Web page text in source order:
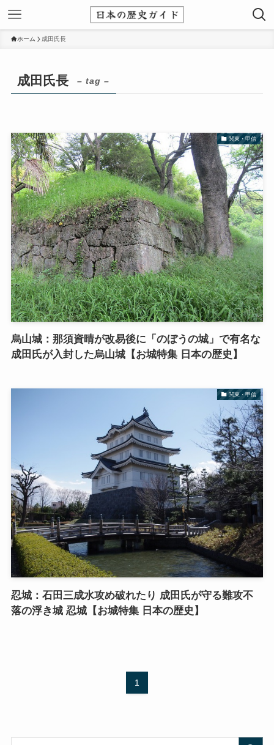
ホーム 成田氏長
成田氏長 – tag –
関東・甲信
烏山城：那須資晴が改易後に「のぼうの城」で有名な
成田氏が入封した烏山城【お城特集 日本の歴史】
関東・甲信
忍城：石田三成水攻め破れたり 成田氏が守る難攻不
落の浮き城 忍城【お城特集 日本の歴史】
1